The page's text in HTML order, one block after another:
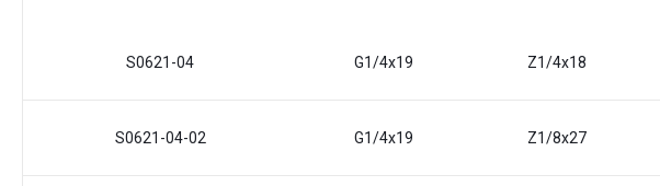
S0621-04 G1/4x19 Z1/4x18
S0621-04-02 G1/4x19 Z1/8x27